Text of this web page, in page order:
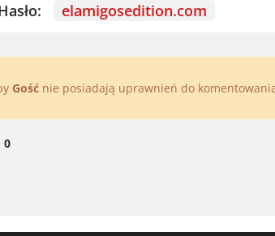
elamigosedition.com
Gość nie posiadają uprawnień do
0